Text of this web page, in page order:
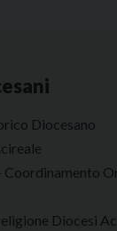
Diocesano
Coordinamento
Diocesi